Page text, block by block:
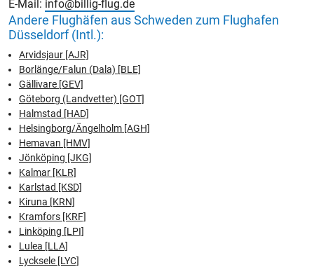
E-Mail: info@billig-flug.de
Andere Flughäfen aus Schweden zum Flughafen
Düsseldorf (Intl.):
Arvidsjaur [AJR]
Borlänge/Falun (Dala) [BLE]
Gällivare [GEV]
Göteborg (Landvetter) [GOT]
Halmstad [HAD]
Helsingborg/Ängelholm [AGH]
Hemavan [HMV]
Jönköping [JKG]
Kalmar [KLR]
Karlstad [KSD]
Kiruna [KRN]
Kramfors [KRF]
Linköping [LPI]
Lulea [LLA]
Lycksele [LYC]